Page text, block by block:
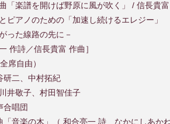
を開けば野原に風が吹く」 / 信長貴富
のための「加速し続けるエレジー」
線路の先に－
信長貴富 作曲］
席自由）
二、中村拓紀
子、村田智佳子
唱団
音楽の木」（ 和合亮一 詩 なかにしあか